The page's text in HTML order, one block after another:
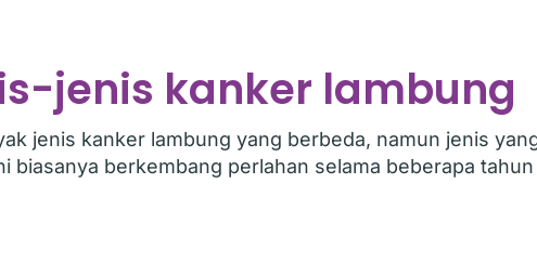
jenis kanker lambung
jenis kanker lambung yang berbeda, namun jenis
biasanya berkembang perlahan selama beberapa